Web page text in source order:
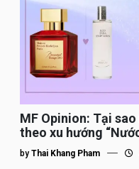
MF Opinion: Tại
theo xu hướng
by Thai Khang Pham